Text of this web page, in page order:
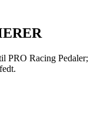
PRO Racing Pedaler;